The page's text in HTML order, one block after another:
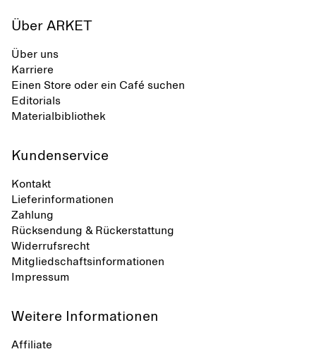
Über ARKET
Über uns
Karriere
Einen Store oder ein Café suchen
Editorials
Materialbibliothek
Kundenservice
Kontakt
Lieferinformationen
Zahlung
Rücksendung & Rückerstattung
Widerrufsrecht
Mitgliedschaftsinformationen
Impressum
Weitere Informationen
Affiliate